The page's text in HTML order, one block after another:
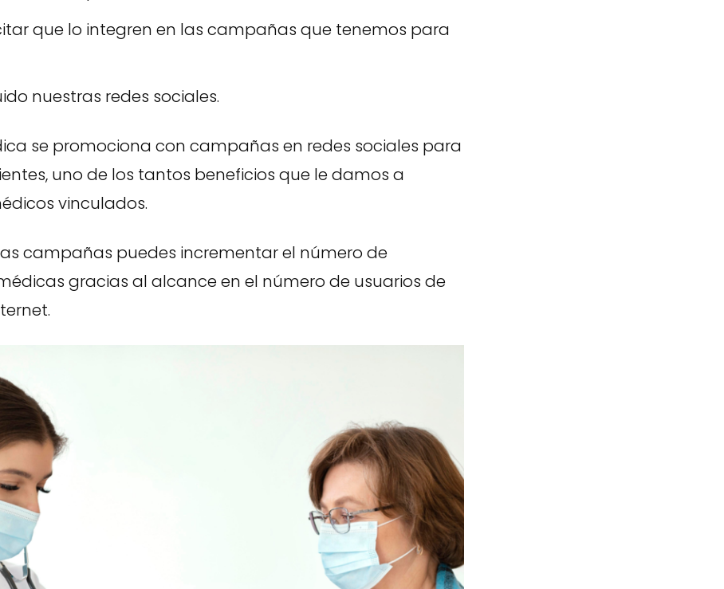
que lo integren en las campañas que tenemos para
nuestras redes sociales.
se promociona con campañas en redes sociales para
uno de los tantos beneficios que le damos a
vinculados.
campañas puedes incrementar el número de
gracias al alcance en el número de usuarios de